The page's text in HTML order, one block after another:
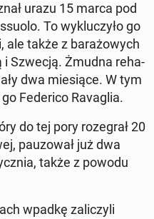
urazu 15 marca pod
To wyk­luczyło go
ale także z barażowych
i Szwecją. Żmudna re­ha­
dwa miesiące. W tym
Fed­eri­co Ravaglia.
do tej pory roze­grał 20
pau­zował już dwa
także z powodu
wpadkę za­l­iczyli